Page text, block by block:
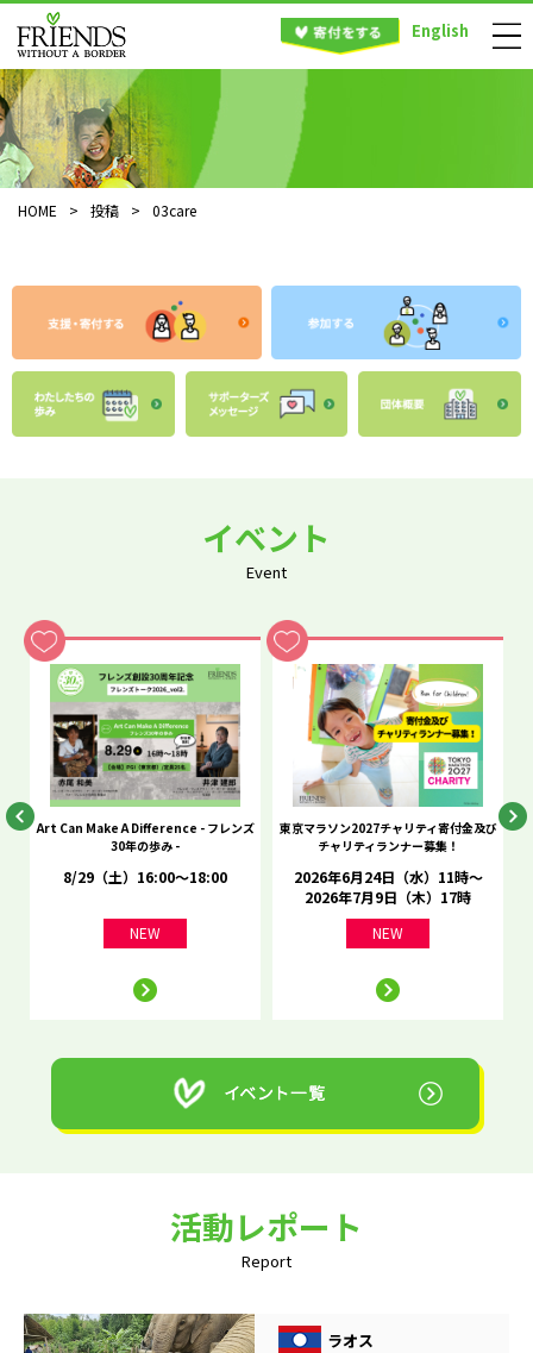
English
HOME > 投稿 > 03care
イベント
Event
Art Can Make A Difference - フレンズ
30年の歩み -
8/29（土）16:00～18:00
NEW
東京マラソン2027チャリティ寄付金及び
チャリティランナー募集！
2026年6月24日（水）11時～
2026年7月9日（木）17時
NEW
活動レポート
Report
ラオス